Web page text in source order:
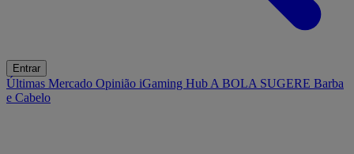
Entrar
Últimas Mercado Opinião iGaming Hub A BOLA SUGERE Barba
e Cabelo